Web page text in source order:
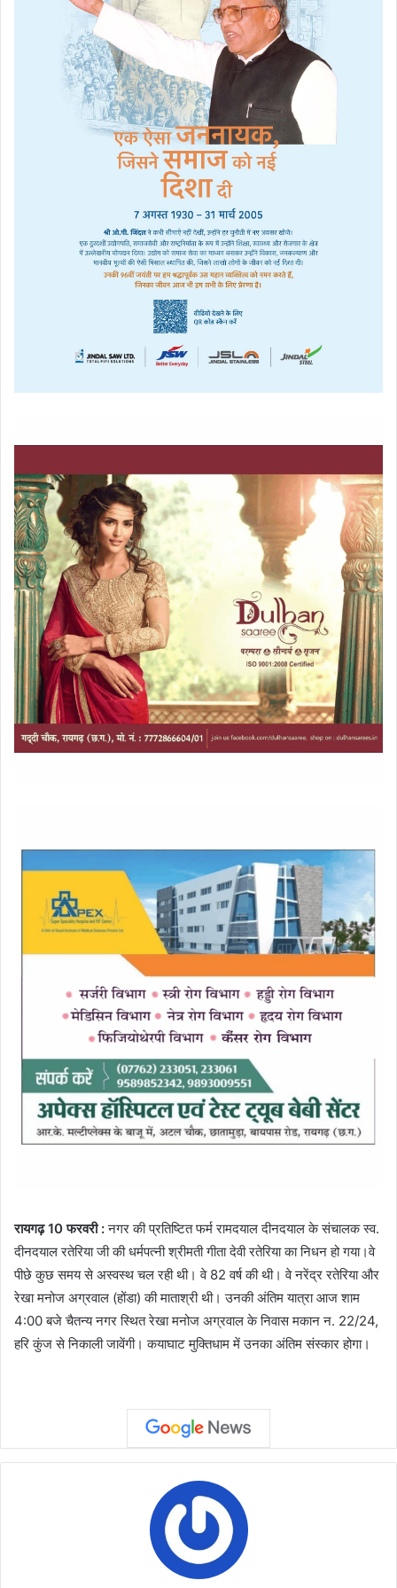
रायगढ़ 10 फरवरी :नगर की प्रतिष्टित फर्म रामदयाल दीनदयाल के संचालक स्व.
दीनदयाल रतेरिया जी की धर्मपत्नी श्रीमती गीता देवी रतेरिया का निधन हो गया।वे
पीछे कुछ समय से अस्वस्थ चल रही थी। वे 82 वर्ष की थी। वे नरेंद्र रतेरिया और
रेखा मनोज अग्रवाल (होंडा) की माताश्री थी। उनकी अंतिम यात्रा आज शाम
4:00 बजे चैतन्य नगर स्थित रेखा मनोज अग्रवाल के निवास मकान न. 22/24,
हरि कुंज से निकाली जावेंगी। कयाघाट मुक्तिधाम में उनका अंतिम संस्कार होगा।